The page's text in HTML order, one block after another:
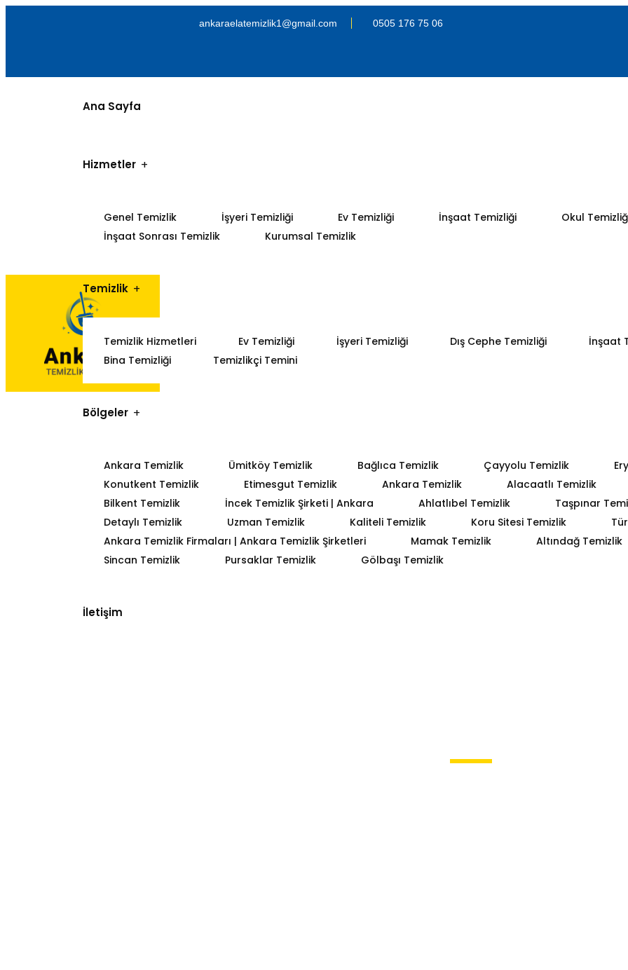
ankaraelatemizlik1@gmail.com 0505 176 75 06
Ana Sayfa
Hizmetler
Genel Temizlik İşyeri Temizliği Ev Temizliği İnşaat Temizliği
Okul
İnşaat Sonrası Temizlik
Kurumsal Temizlik
Temizlik
Temizlik Hizmetleri Ev Temizliği İşyeri Temizliği Dış Cephe Temizliği
İnşaat
Bina Temizliği
Temizlikçi Temini
Bölgeler
Ankara Temizlik Ümitköy Temizlik Bağlıca Temizlik Çayyolu Temizlik
Konutkent Temizlik
Etimesgut Temizlik Ankara Temizlik
Alacaatlı Temizlik
Bilkent Temizlik
İncek Temizlik Şirketi | Ankara Ahlatlıbel Temizlik
Taşpınar
Detaylı Temizlik
Uzman Temizlik Kaliteli Temizlik Koru Sitesi Temizlik
Ankara Temizlik Firmaları | Ankara Temizlik Şirketleri
Mamak Temizlik
Altındağ Temizlik
Sincan Temizlik
Pursaklar Temizlik Gölbaşı Temizlik
İletişim